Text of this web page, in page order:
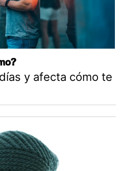
y afecta cómo te